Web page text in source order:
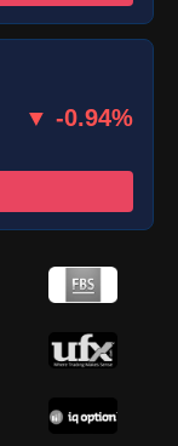
▼ -0.94%